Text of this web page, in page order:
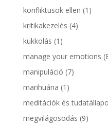
konfliktusok ellen (1)
kritikakezelés (4)
kukkolás (1)
manage your emotions
manipuláció (7)
marihuána (1)
meditációk és
megvilágosodás (9)